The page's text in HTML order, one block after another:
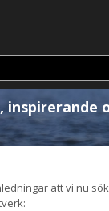
inspirerande
att vi nu